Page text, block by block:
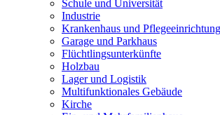
Schule und Universität
Industrie
Krankenhaus und Pflegeeinrichtung
Garage und Parkhaus
Flüchtlingsunterkünfte
Holzbau
Lager und Logistik
Multifunktionales Gebäude
Kirche